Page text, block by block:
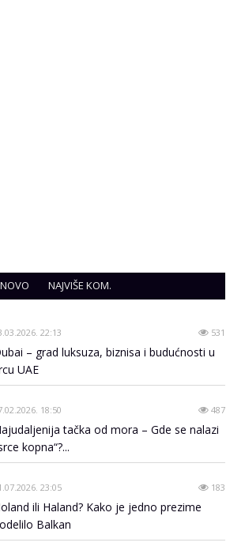
NOVO NAJVIŠE KOM.
22:13 531
– grad luksuza, biznisa i budućnosti u
UAE
18:50 487
tačka od mora – Gde se nalazi
kopna“?...
23:05 183
ili Haland? Kako je jedno prezime
Balkan